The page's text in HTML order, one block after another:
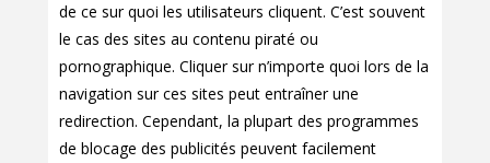
de ce sur quoi les utilisateurs cliquent. C’est souvent
le cas des sites au contenu piraté ou
pornographique. Cliquer sur n’importe quoi lors de la
navigation sur ces sites peut entraîner une
redirection. Cependant, la plupart des programmes
de blocage des publicités peuvent facilement